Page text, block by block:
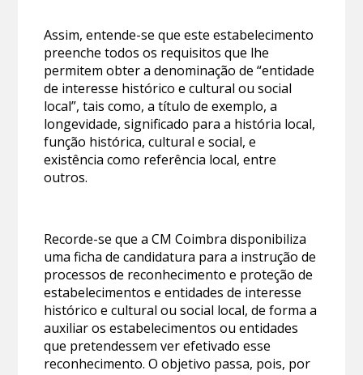
Assim, entende-se que este estabelecimento
preenche todos os requisitos que lhe
permitem obter a denominação de “entidade
de interesse histórico e cultural ou social
local”, tais como, a título de exemplo, a
longevidade, significado para a história local,
função histórica, cultural e social, e
existência como referência local, entre
outros.
Recorde-se que a CM Coimbra disponibiliza
uma ficha de candidatura para a instrução de
processos de reconhecimento e proteção de
estabelecimentos e entidades de interesse
histórico e cultural ou social local, de forma a
auxiliar os estabelecimentos ou entidades
que pretendessem ver efetivado esse
reconhecimento. O objetivo passa, pois, por